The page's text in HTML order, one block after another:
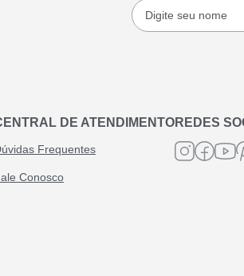
DE ATENDIMENTO
Frequentes
Conosco
REDES